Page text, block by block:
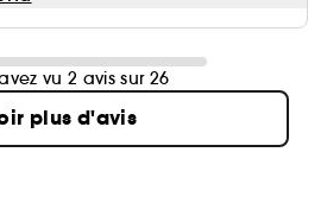
vu 2 avis sur 26
plus d'avis